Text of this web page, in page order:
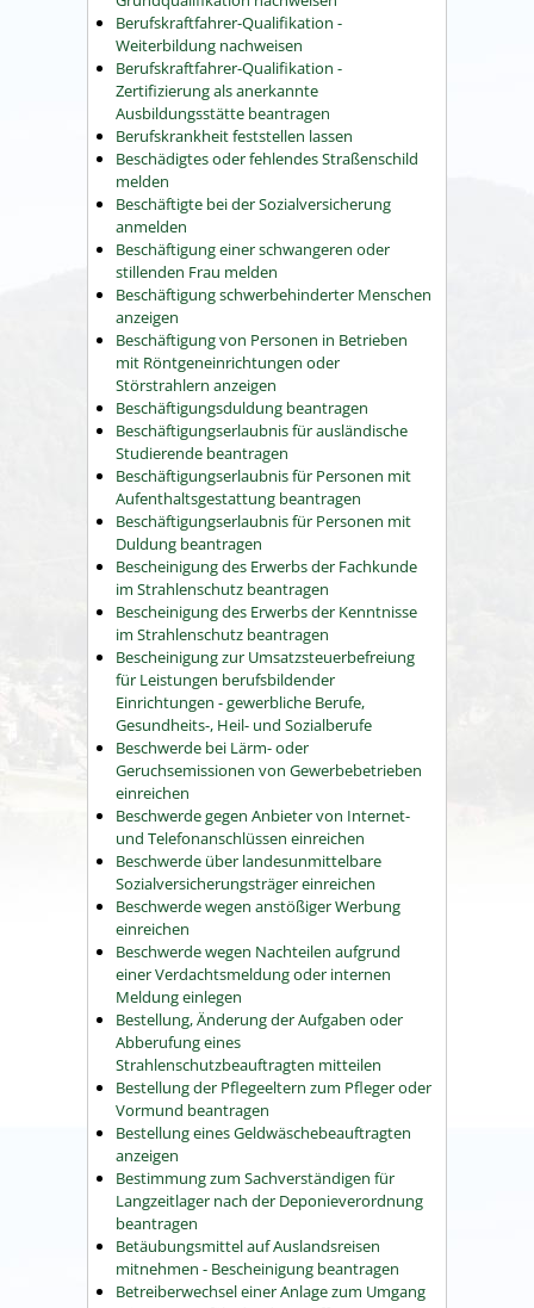
Berufskraftfahrer-Qualifikation -
Weiterbildung nachweisen
Berufskraftfahrer-Qualifikation -
Zertifizierung als anerkannte
Ausbildungsstätte beantragen
Berufskrankheit feststellen lassen
Beschädigtes oder fehlendes Straßenschild
melden
Beschäftigte bei der Sozialversicherung
anmelden
Beschäftigung einer schwangeren oder
stillenden Frau melden
Beschäftigung schwerbehinderter Menschen
anzeigen
Beschäftigung von Personen in Betrieben
mit Röntgeneinrichtungen oder
Störstrahlern anzeigen
Beschäftigungsduldung beantragen
Beschäftigungserlaubnis für ausländische
Studierende beantragen
Beschäftigungserlaubnis für Personen mit
Aufenthaltsgestattung beantragen
Beschäftigungserlaubnis für Personen mit
Duldung beantragen
Bescheinigung des Erwerbs der Fachkunde
im Strahlenschutz beantragen
Bescheinigung des Erwerbs der Kenntnisse
im Strahlenschutz beantragen
Bescheinigung zur Umsatzsteuerbefreiung
für Leistungen berufsbildender
Einrichtungen - gewerbliche Berufe,
Gesundheits-, Heil- und Sozialberufe
Beschwerde bei Lärm- oder
Geruchsemissionen von Gewerbebetrieben
einreichen
Beschwerde gegen Anbieter von Internet-
und Telefonanschlüssen einreichen
Beschwerde über landesunmittelbare
Sozialversicherungsträger einreichen
Beschwerde wegen anstößiger Werbung
einreichen
Beschwerde wegen Nachteilen aufgrund
einer Verdachtsmeldung oder internen
Meldung einlegen
Bestellung, Änderung der Aufgaben oder
Abberufung eines
Strahlenschutzbeauftragten mitteilen
Bestellung der Pflegeeltern zum Pfleger oder
Vormund beantragen
Bestellung eines Geldwäschebeauftragten
anzeigen
Bestimmung zum Sachverständigen für
Langzeitlager nach der Deponieverordnung
beantragen
Betäubungsmittel auf Auslandsreisen
mitnehmen - Bescheinigung beantragen
Betreiberwechsel einer Anlage zum Umgang